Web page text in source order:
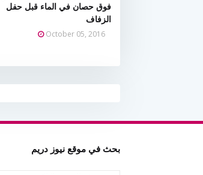
فوق حصان في الماء قبل حفل
الزفاف
October 05, 2016
بحث في موقع نيوز دريم